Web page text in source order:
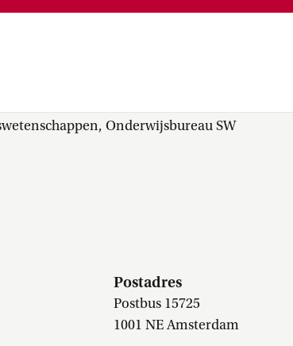
ondernemingsraad,
Onderwijsbureau SW
Postadres
Postbus 15725
1001 NE Amsterdam